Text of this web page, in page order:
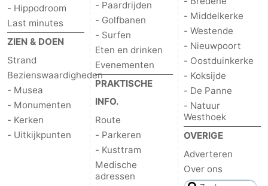
- Hippodroom
Last minutes
ZIEN & DOEN
Strand
Bezienswaardigheden
- Musea
- Monumenten
- Kerken
- Uitkijkpunten
- Paardrijden
- Golfbanen
- Surfen
Eten en drinken
Evenementen
PRAKTISCHE
INFO.
Route
- Parkeren
- Kusttram
Medische
adressen
- Middelkerke
- Westende
- Nieuwpoort
- Oostduinkerke
- Koksijde
- De Panne
- Natuur
Westhoek
OVERIGE
Adverteren
Over ons